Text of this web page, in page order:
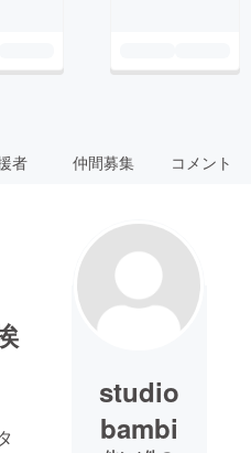
者 仲間募集 コメント
studio
bambi